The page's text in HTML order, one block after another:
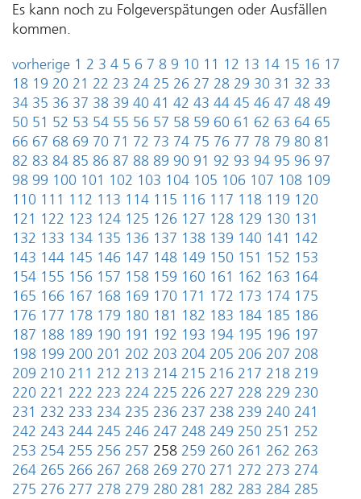
Es kann noch zu Folgeverspätungen oder Ausfällen
kommen.
vorherige 1 2 3 4 5 6 7 8 9 10 11 12 13 14 15 16 17
18 19 20 21 22 23 24 25 26 27 28 29 30 31 32 33
34 35 36 37 38 39 40 41 42 43 44 45 46 47 48 49
50 51 52 53 54 55 56 57 58 59 60 61 62 63 64 65
66 67 68 69 70 71 72 73 74 75 76 77 78 79 80 81
82 83 84 85 86 87 88 89 90 91 92 93 94 95 96 97
98 99 100 101 102 103 104 105 106 107 108 109
110 111 112 113 114 115 116 117 118 119 120
121 122 123 124 125 126 127 128 129 130 131
132 133 134 135 136 137 138 139 140 141 142
143 144 145 146 147 148 149 150 151 152 153
154 155 156 157 158 159 160 161 162 163 164
165 166 167 168 169 170 171 172 173 174 175
176 177 178 179 180 181 182 183 184 185 186
187 188 189 190 191 192 193 194 195 196 197
198 199 200 201 202 203 204 205 206 207 208
209 210 211 212 213 214 215 216 217 218 219
220 221 222 223 224 225 226 227 228 229 230
231 232 233 234 235 236 237 238 239 240 241
242 243 244 245 246 247 248 249 250 251 252
253 254 255 256 257 258 259 260 261 262 263
264 265 266 267 268 269 270 271 272 273 274
275 276 277 278 279 280 281 282 283 284 285